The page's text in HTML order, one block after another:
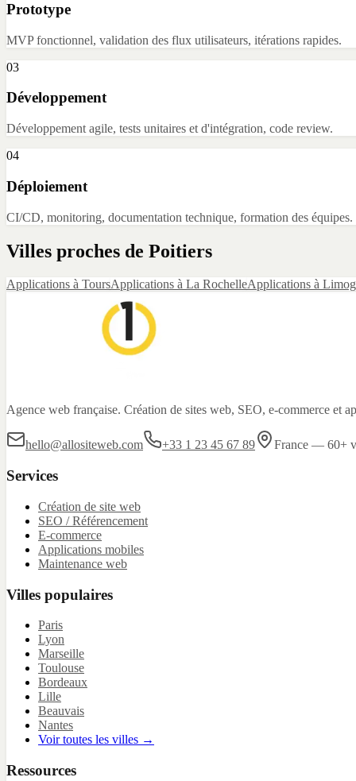
Prototype
MVP fonctionnel, validation des flux utilisateurs, itérations rapides.
03
Développement
Développement agile, tests unitaires et d'intégration, code review.
04
Déploiement
CI/CD, monitoring, documentation technique, formation des équipes.
Villes proches de Poitiers
Applications à ToursApplications à La RochelleApplications à
Agence web française. Création de sites web, SEO, e-commerce et
hello@allositeweb.com +33 1 23 45 67 89 France — 60+
Services
Création de site web
SEO / Référencement
E-commerce
Applications mobiles
Maintenance web
Villes populaires
Paris
Lyon
Marseille
Toulouse
Bordeaux
Lille
Beauvais
Nantes
Voir toutes les villes →
Ressources